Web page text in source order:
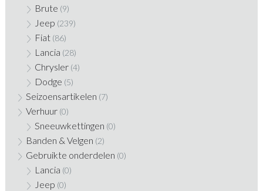
Brute (9)
Jeep (239)
Fiat (86)
Lancia (28)
Chrysler (4)
Dodge (5)
Seizoensartikelen (7)
Verhuur (0)
Sneeuwkettingen (0)
Banden & Velgen (2)
Gebruikte onderdelen (0)
Lancia (0)
Jeep (0)